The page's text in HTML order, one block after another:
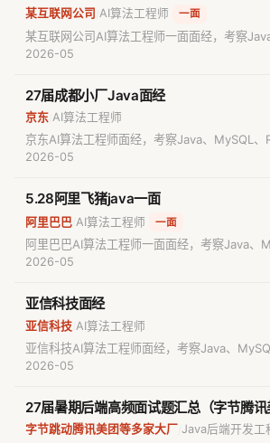
某互联网公司 AI算法工程师 一面
某互联网公司AI算法工程师一面面经，考察
核心知识点。包含真实面试题目与解析，适合
2026-05
27届成都小厂Java面经
京东 AI算法工程师
京东AI算法工程师面经，考察Java、MySQL、
包含真实面试题目与解析，适合准备AI算法工
2026-05
5.28阿里飞猪java一面
阿里巴巴 AI算法工程师 一面
阿里巴巴AI算法工程师一面面经，考察Java、
核心知识点。包含真实面试题目与解析，适合
2026-05
亚信科技面经
亚信科技 AI算法工程师
亚信科技AI算法工程师面经，考察Java、
点。包含真实面试题目与解析，适合准备AI算
2026-05
27届暑期后端高频面试题汇总（字节腾讯
字节跳动腾讯美团等多家大厂 Java后端开发工